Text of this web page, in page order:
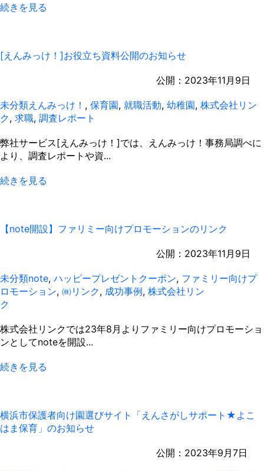
続きを見る
[えんみっけ！]お役立ち資料公開のお知らせ
公開： 2023年11月9日
未分類えんみっけ！ , 保育園, 就職活動, 幼稚園, 株式会社リン
ク, 求職, 調査レポート
弊社サービス[えんみっけ！]では、えんみっけ！事務局調べに
より、調査レポートや資...
続きを見る
【note開設】ファリミー向けプロモーションのリンク
公開： 2023年11月9日
未分類note, ハッピープレゼントクーポン, ファミリー向けプ
ロモーション, ㈱リンク, 成功事例, 株式会社リン
ク
株式会社リンクでは23年8月よりファミリー向けプロモーショ
ンとしてnoteを開設...
続きを見る
横浜市保護者向け園選びサイト「えんさがしサポート★よこ
はま保育」のお知らせ
公開： 2023年9月7日